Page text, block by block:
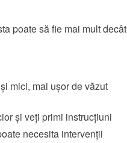
poate să fie mai mult decât
mici, mai ușor de văzut
și veţi primi instrucțiuni
necesita intervenţii